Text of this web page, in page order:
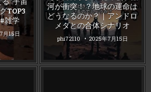
TOP3
雑学
月15日
河が衝突！？地球の運命は
どうなるのか？｜アンドロ
メダとの合体シナリオ
phi72110 2025年7月15日